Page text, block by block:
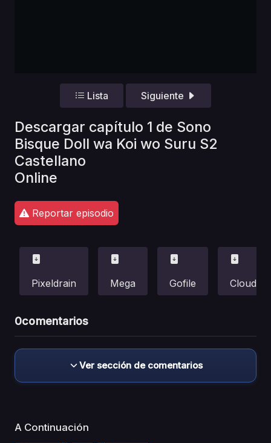
Lista Siguiente
Descargar capítulo 1 de Sono
Bisque Doll wa Koi wo Suru S2
Castellano
Online
Reportar episodio
Pixeldrain Mega Gofile Cloud
0comentarios
Ver sección de comentarios
A Continuación